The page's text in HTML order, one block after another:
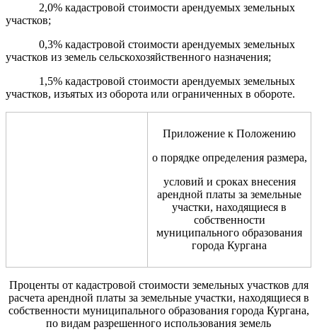
2,0% кадастровой стоимости арендуемых земельных
участков;
0,3% кадастровой стоимости арендуемых земельных
участков из земель сельскохозяйственного назначения;
1,5% кадастровой стоимости арендуемых земельных
участков, изъятых из оборота или ограниченных в обороте.
Приложение к Положению
о порядке определения размера,
условий и сроках внесения
арендной платы за земельные
участки, находящиеся в
собственности
муниципального образования
города Кургана
Проценты от кадастровой стоимости земельных участков для
расчета арендной платы за земельные участки, находящиеся в
собственности муниципального образования города Кургана,
по видам разрешенного использования земель